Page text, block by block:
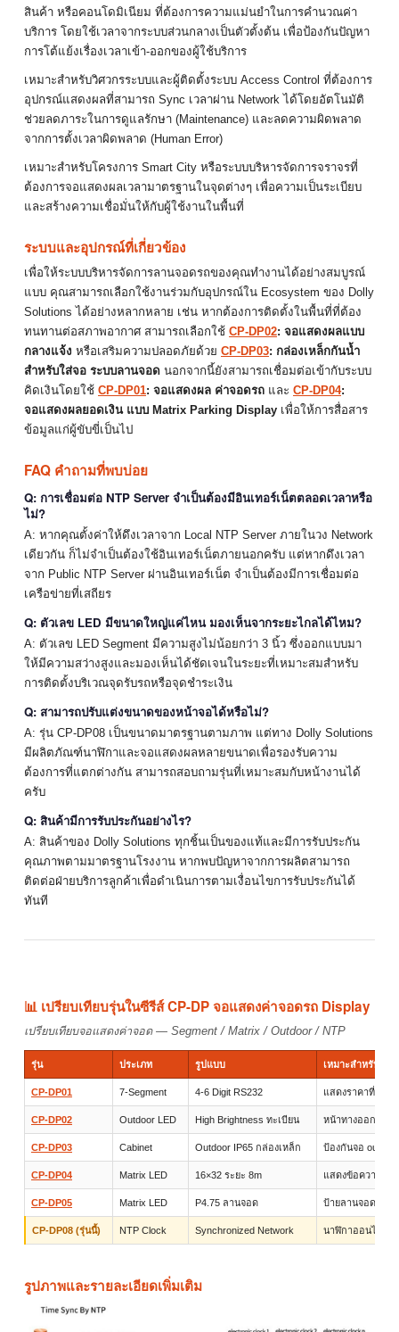
สินค้า หรือคอนโดมิเนียม ที่ต้องการความแม่นยำในการคำนวณค่า
บริการ โดยใช้เวลาจากระบบส่วนกลางเป็นตัวตั้งต้น เพื่อป้องกันปัญหา
การโต้แย้งเรื่องเวลาเข้า-ออกของผู้ใช้บริการ
เหมาะสำหรับวิศวกรระบบและผู้ติดตั้งระบบ Access Control ที่ต้องการ
อุปกรณ์แสดงผลที่สามารถ Sync เวลาผ่าน Network ได้โดยอัตโนมัติ
ช่วยลดภาระในการดูแลรักษา (Maintenance) และลดความผิดพลาด
จากการตั้งเวลาผิดพลาด (Human Error)
เหมาะสำหรับโครงการ Smart City หรือระบบบริหารจัดการจราจรที่
ต้องการจอแสดงผลเวลามาตรฐานในจุดต่างๆ เพื่อความเป็นระเบียบ
และสร้างความเชื่อมั่นให้กับผู้ใช้งานในพื้นที่
ระบบและอุปกรณ์ที่เกี่ยวข้อง
เพื่อให้ระบบบริหารจัดการลานจอดรถของคุณทำงานได้อย่างสมบูรณ์
แบบ คุณสามารถเลือกใช้งานร่วมกับอุปกรณ์ใน Ecosystem ของ Dolly
Solutions ได้อย่างหลากหลาย เช่น หากต้องการติดตั้งในพื้นที่ที่ต้อง
ทนทานต่อสภาพอากาศ สามารถเลือกใช้ CP-DP02: จอแสดงผลแบบ
กลางแจ้ง หรือเสริมความปลอดภัยด้วย CP-DP03: กล่องเหล็กกันน้ำ
สำหรับใส่จอ ระบบลานจอด นอกจากนี้ยังสามารถเชื่อมต่อเข้ากับระบบ
คิดเงินโดยใช้ CP-DP01: จอแสดงผล ค่าจอดรถ และ CP-DP04:
จอแสดงผลยอดเงิน แบบ Matrix Parking Display เพื่อให้การสื่อสาร
ข้อมูลแก่ผู้ขับขี่เป็นไป
FAQ คำถามที่พบบ่อย
Q: การเชื่อมต่อ NTP Server จำเป็นต้องมีอินเทอร์เน็ตตลอดเวลาหรือ
ไม่?
A: หากคุณตั้งค่าให้ดึงเวลาจาก Local NTP Server ภายในวง Network
เดียวกัน ก็ไม่จำเป็นต้องใช้อินเทอร์เน็ตภายนอกครับ แต่หากดึงเวลา
จาก Public NTP Server ผ่านอินเทอร์เน็ต จำเป็นต้องมีการเชื่อมต่อ
เครือข่ายที่เสถียร
Q: ตัวเลข LED มีขนาดใหญ่แค่ไหน มองเห็นจากระยะไกลได้ไหม?
A: ตัวเลข LED Segment มีความสูงไม่น้อยกว่า 3 นิ้ว ซึ่งออกแบบมา
ให้มีความสว่างสูงและมองเห็นได้ชัดเจนในระยะที่เหมาะสมสำหรับ
การติดตั้งบริเวณจุดรับรถหรือจุดชำระเงิน
Q: สามารถปรับแต่งขนาดของหน้าจอได้หรือไม่?
A: รุ่น CP-DP08 เป็นขนาดมาตรฐานตามภาพ แต่ทาง Dolly Solutions
มีผลิตภัณฑ์นาฬิกาและจอแสดงผลหลายขนาดเพื่อรองรับความ
ต้องการที่แตกต่างกัน สามารถสอบถามรุ่นที่เหมาะสมกับหน้างานได้
ครับ
Q: สินค้ามีการรับประกันอย่างไร?
A: สินค้าของ Dolly Solutions ทุกชิ้นเป็นของแท้และมีการรับประกัน
คุณภาพตามมาตรฐานโรงงาน หากพบปัญหาจากการผลิตสามารถ
ติดต่อฝ่ายบริการลูกค้าเพื่อดำเนินการตามเงื่อนไขการรับประกันได้
ทันที
📊 เปรียบเทียบรุ่นในซีรีส์ CP-DP จอแสดงค่าจอดรถ Display
เปรียบเทียบจอแสดงค่าจอด — Segment / Matrix / Outdoor / NTP
รุ่น ประเภท รูปแบบ เหมาะสำหรับ
CP-DP01 7-Segment 4-6 Digit RS232 แสดงราคาที่จอด
CP-DP02 Outdoor LED High Brightness ทะเบียน หน้าทางออก
CP-DP03 Cabinet Outdoor IP65 กล่องเหล็ก ป้องกันจอ outdoor
CP-DP04 Matrix LED 16×32 ระยะ 8m แสดงข้อความ +
CP-DP05 Matrix LED P4.75 ลานจอด ป้ายลานจอดทั่วไป
CP-DP08 (รุ่นนี้) NTP Clock Synchronized Network นาฬิกาออนไลน์ล
รูปภาพและรายละเอียดเพิ่มเติม